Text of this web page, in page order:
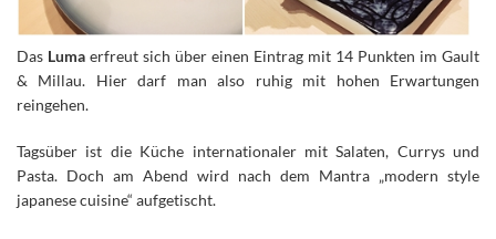
Das Luma erfreut sich über einen Eintrag mit 14 Punkten im Gault
& Millau. Hier darf man also ruhig mit hohen Erwartungen
reingehen.
Tagsüber ist die Küche internationaler mit Salaten, Currys und
Pasta. Doch am Abend wird nach dem Mantra „modern style
japanese cuisine“ aufgetischt.